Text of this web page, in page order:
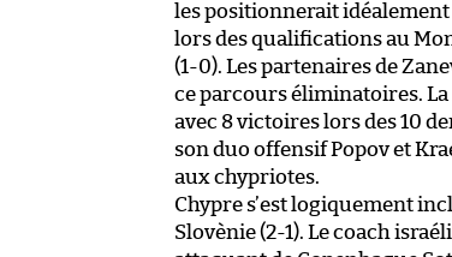
les positionnerait idéalement
lors des qualifications au
(1-0). Les partenaires de
ce parcours éliminatoires.
avec 8 victoires lors des 10
son duo offensif Popov et
aux chypriotes.
Chypre s’est logiquement
Slovènie (2-1). Le coach